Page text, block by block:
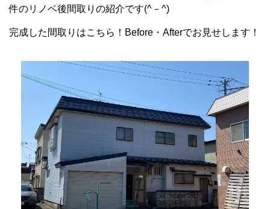
件のリノベ後間取りの紹介です(^－^)
完成した間取りはこちら！Before・Afterでお見せします！